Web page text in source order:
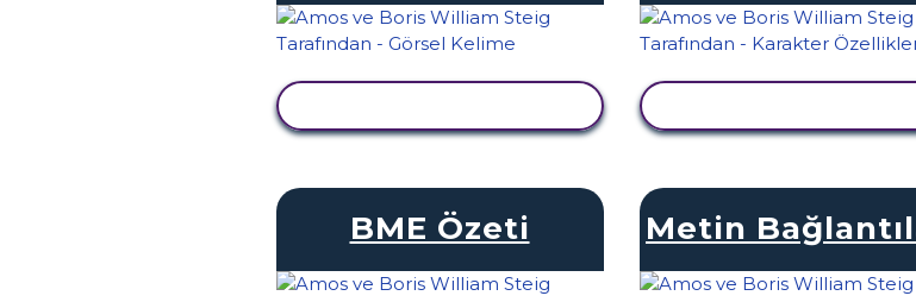
BME Özeti Metin